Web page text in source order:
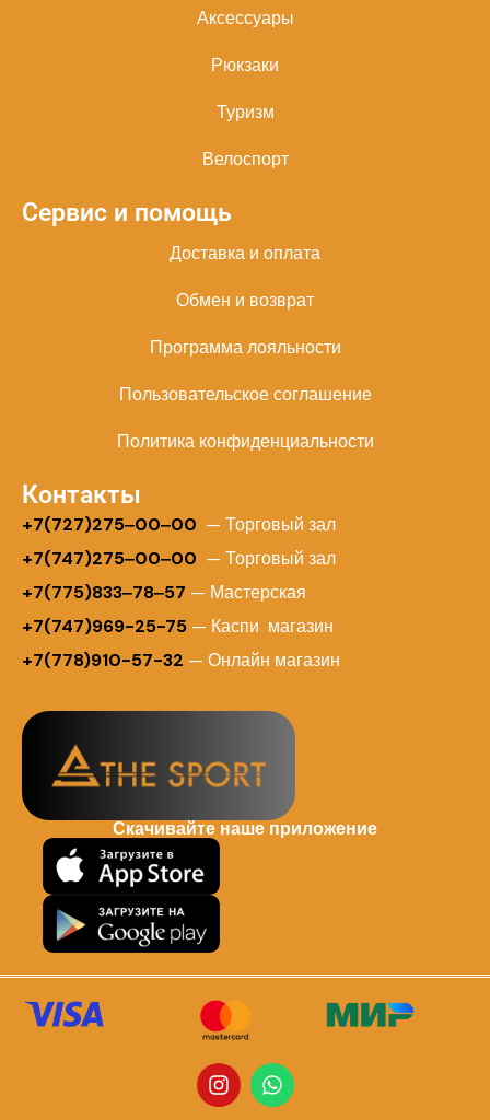
Аксессуары
Рюкзаки
Туризм
Велоспорт
Сервис и помощь
Доставка и оплата
Обмен и возврат
Программа лояльности
Пользовательское соглашение
Политика конфиденциальности
Контакты
+7(727)275‒00‒00 — Торговый зал
+7(747)275‒00‒00 — Торговый зал
+7(775)833‒78‒57 — Мастерская
+7(747)969-25-75 — Каспи магазин
+7(778)910-57-32 — Онлайн магазин
Скачивайте наше приложение